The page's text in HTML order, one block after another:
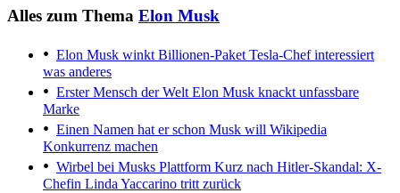
Alles zum Thema Elon Musk
Elon Musk winkt Billionen-Paket Tesla-Chef interessiert
was anderes
Erster Mensch der Welt Elon Musk knackt unfassbare
Marke
Einen Namen hat er schon Musk will Wikipedia
Konkurrenz machen
Wirbel bei Musks Plattform Kurz nach Hitler-Skandal: X-
Chefin Linda Yaccarino tritt zurück